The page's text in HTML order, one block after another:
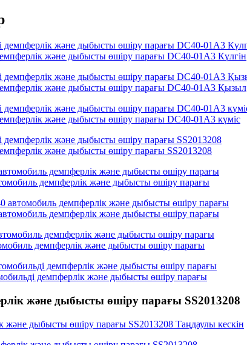
және дыбысты өшіру парағы DC40-01A3 Күлгін
және дыбысты өшіру парағы DC40-01A3 Қызыл
және дыбысты өшіру парағы DC40-01A3 күміс
және дыбысты өшіру парағы SS2013208
демпферлік және дыбысты өшіру парағы
демпферлік және дыбысты өшіру парағы
демпферлік және дыбысты өшіру парағы
демпферлік және дыбысты өшіру парағы
және дыбысты өшіру парағы SS2013208